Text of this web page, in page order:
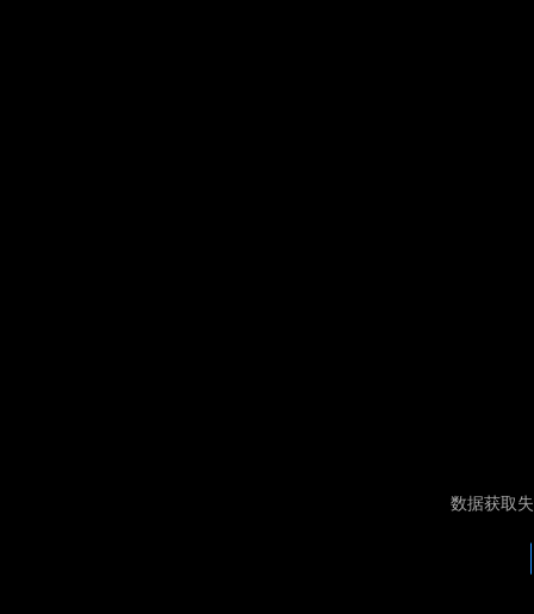
数据获取